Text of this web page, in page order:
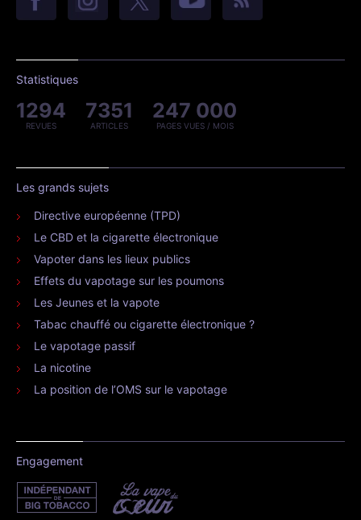
Statistiques
1294
REVUES
7351
ARTICLES
247 000
PAGES VUES / MOIS
Les grands sujets
Directive européenne (TPD)
Le CBD et la cigarette électronique
Vapoter dans les lieux publics
Effets du vapotage sur les poumons
Les Jeunes et la vapote
Tabac chauffé ou cigarette électronique ?
Le vapotage passif
La nicotine
La position de l’OMS sur le vapotage
Engagement